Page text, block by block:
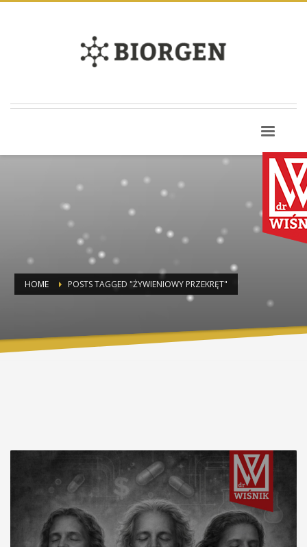
HOME POSTS TAGGED "ŻYWIENIOWY PRZEKRĘT"